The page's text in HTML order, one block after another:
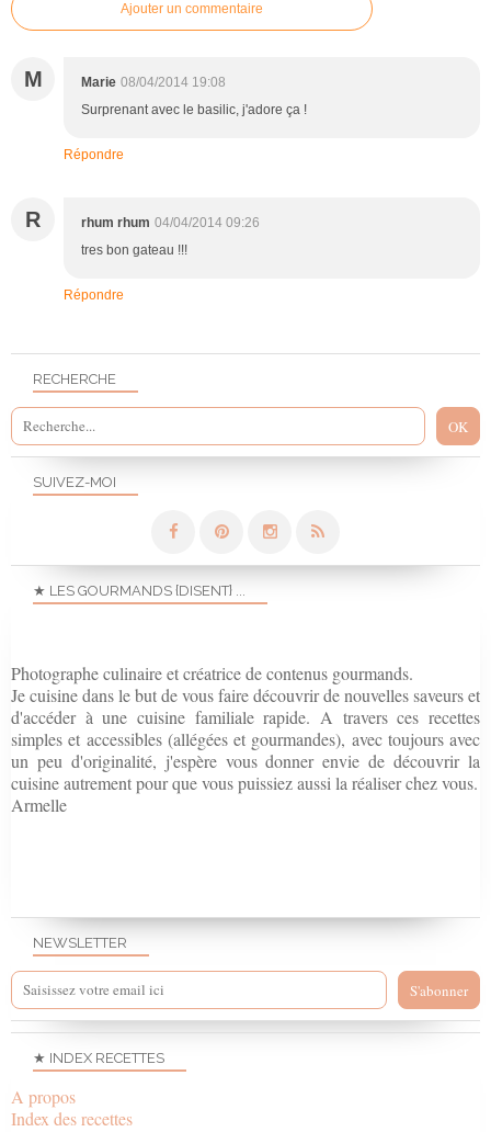
Ajouter un commentaire
M Marie 08/04/2014 19:08
Surprenant avec le basilic, j'adore ça !
Répondre
R rhum rhum 04/04/2014 09:26
tres bon gateau !!!
Répondre
NEWSLETTER
SUIVEZ-MOI
RECHERCHE
★ INDEX RECETTES
A propos
Index des recettes
★ LES GOURMANDS {DISENT} ...
Photographe culinaire et créatrice de contenus gourmands.
Je cuisine dans le but de vous faire découvrir de nouvelles saveurs et
d'accéder à une cuisine familiale rapide. A travers ces recettes
simples et accessibles (allégées et gourmandes), avec toujours avec
un peu d'originalité, j'espère vous donner envie de découvrir la
cuisine autrement pour que vous puissiez aussi la réaliser chez vous.
Armelle